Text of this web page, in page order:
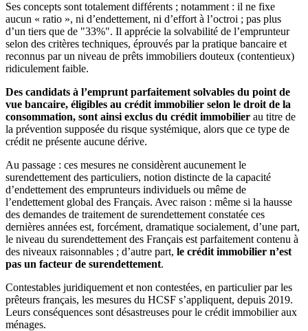
Ses concepts sont totalement différents ; notamment : il ne fixe
aucun « ratio », ni d’endettement, ni d’effort à l’octroi ; pas plus
d’un tiers que de "33%". Il apprécie la solvabilité de l’emprunteur
selon des critères techniques, éprouvés par la pratique bancaire et
reconnus par un niveau de prêts immobiliers douteux (contentieux)
ridiculement faible.
Des candidats à l’emprunt parfaitement solvables du point de
vue bancaire, éligibles au crédit immobilier selon le droit de la
consommation, sont ainsi exclus du crédit immobilier au titre de
la prévention supposée du risque systémique, alors que ce type de
crédit ne présente aucune dérive.
Au passage : ces mesures ne considèrent aucunement le
surendettement des particuliers, notion distincte de la capacité
d’endettement des emprunteurs individuels ou même de
l’endettement global des Français. Avec raison : même si la hausse
des demandes de traitement de surendettement constatée ces
dernières années est, forcément, dramatique socialement, d’une part,
le niveau du surendettement des Français est parfaitement contenu à
des niveaux raisonnables ; d’autre part, le crédit immobilier n’est
pas un facteur de surendettement.
Contestables juridiquement et non contestées, en particulier par les
prêteurs français, les mesures du HCSF s’appliquent, depuis 2019.
Leurs conséquences sont désastreuses pour le crédit immobilier aux
ménages.